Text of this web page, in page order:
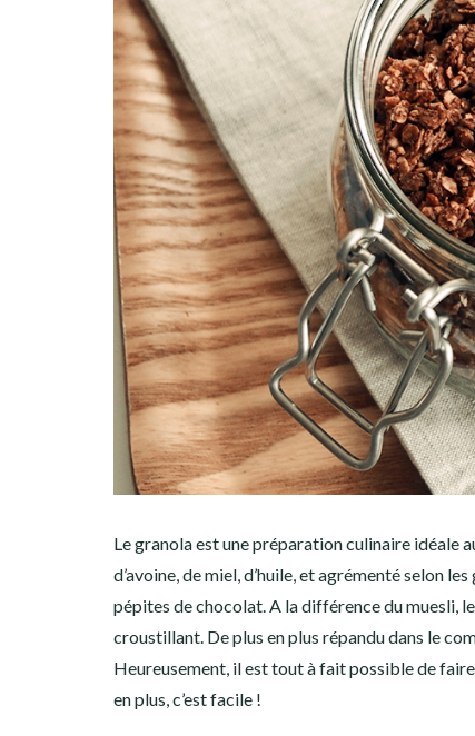
Le granola est une préparation culinaire idéale
d’avoine, de miel, d’huile, et agrémenté selon
pépites de chocolat. A la différence du muesli,
croustillant. De plus en plus répandu dans le
Heureusement, il est tout à fait possible de
en plus, c’est facile !